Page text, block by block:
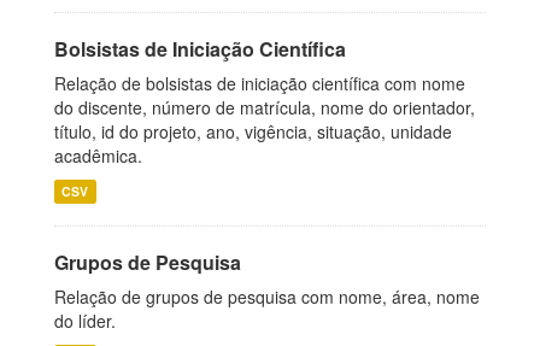
Bolsistas de Iniciação Científica
Relação de bolsistas de iniciação científica com nome
do discente, número de matrícula, nome do orientador,
título, id do projeto, ano, vigência, situação, unidade
acadêmica.
CSV
Grupos de Pesquisa
Relação de grupos de pesquisa com nome, área, nome
do líder.